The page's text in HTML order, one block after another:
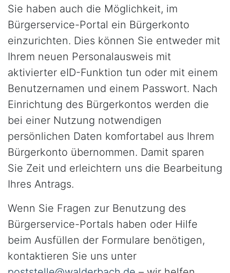
Sie haben auch die Möglichkeit, im
Bürgerservice-Portal ein Bürgerkonto
einzurichten. Dies können Sie entweder mit
Ihrem neuen Personalausweis mit
aktivierter eID-Funktion tun oder mit einem
Benutzernamen und einem Passwort. Nach
Einrichtung des Bürgerkontos werden die
bei einer Nutzung notwendigen
persönlichen Daten komfortabel aus Ihrem
Bürgerkonto übernommen. Damit sparen
Sie Zeit und erleichtern uns die Bearbeitung
Ihres Antrags.
Wenn Sie Fragen zur Benutzung des
Bürgerservice-Portals haben oder Hilfe
beim Ausfüllen der Formulare benötigen,
kontaktieren Sie uns unter